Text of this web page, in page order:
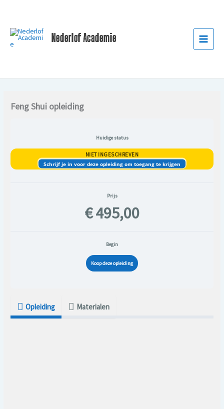
inhoud
Nederlof Academie
Feng Shui opleiding
Huidige status
NIET INGESCHREVEN
Schrijf je in voor deze opleiding om toegang te krijgen
Prijs
€ 495,00
Begin
Koop deze opleiding
Opleiding Materialen